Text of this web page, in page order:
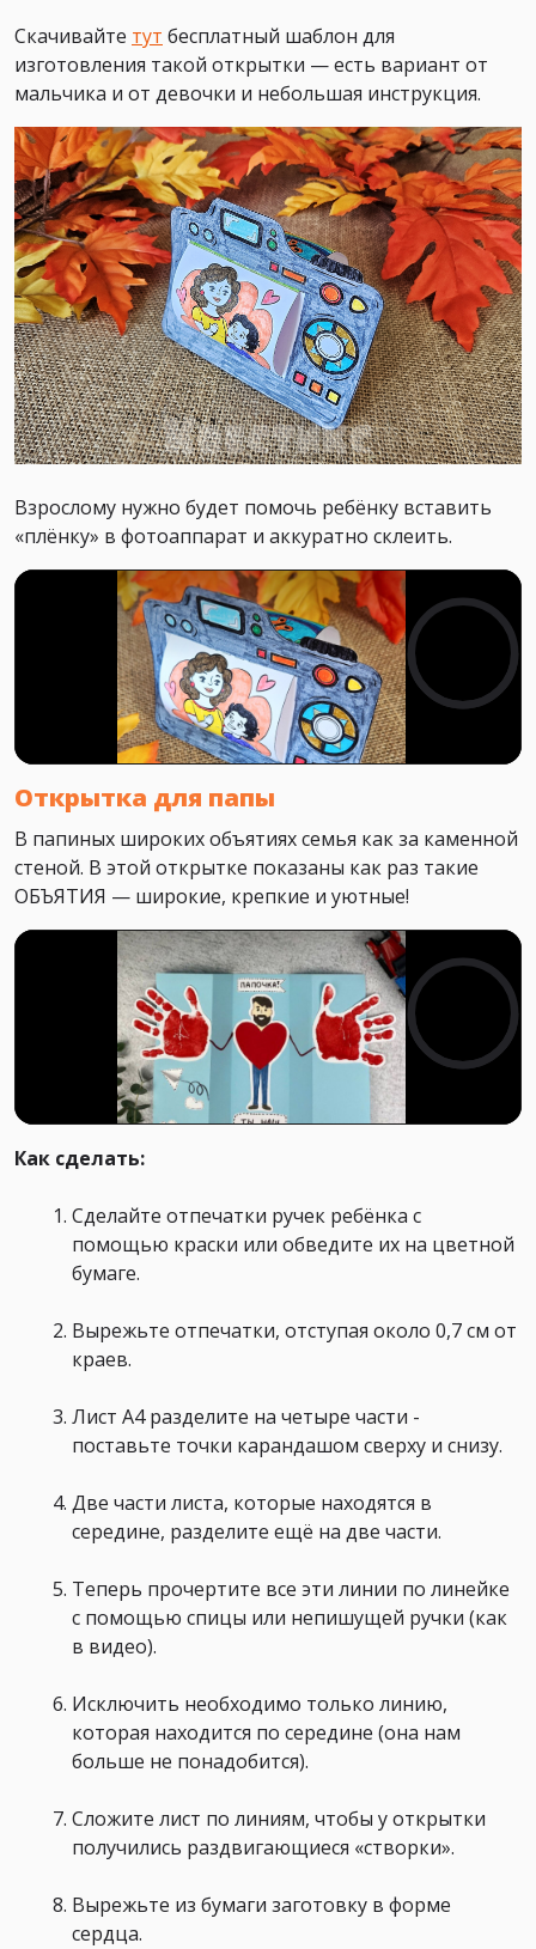
Скачивайте тут бесплатный шаблон для
изготовления такой открытки — есть вариант от
мальчика и от девочки и небольшая инструкция.
Взрослому нужно будет помочь ребёнку вставить
«плёнку» в фотоаппарат и аккуратно склеить.
Открытка для папы
В папиных широких объятиях семья как за каменной
стеной. В этой открытке показаны как раз такие
ОБЪЯТИЯ — широкие, крепкие и уютные!⠀ ⠀
Как сделать:⠀
Сделайте отпечатки ручек ребёнка с
помощью краски или обведите их на цветной
бумаге.⠀ ⠀
Вырежьте отпечатки, отступая около 0,7 см от
краев. ⠀
Лист А4 разделите на четыре части -
поставьте точки карандашом сверху и снизу.⠀
Две части листа, которые находятся в
середине, разделите ещё на две части.⠀
Теперь прочертите все эти линии по линейке
с помощью спицы или непишущей ручки (как
в видео).
Исключить необходимо только линию,
которая находится по середине (она нам
больше не понадобится). ⠀
Сложите лист по линиям, чтобы у открытки
получились раздвигающиеся «створки». ⠀
Вырежьте из бумаги заготовку в форме
сердца. ⠀